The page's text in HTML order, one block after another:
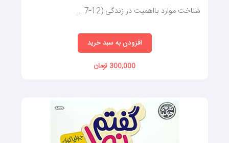
شناخت موارد بااهمیت در زندگی (12-7 ...
افزودن به سبد خرید
300,000 تومان